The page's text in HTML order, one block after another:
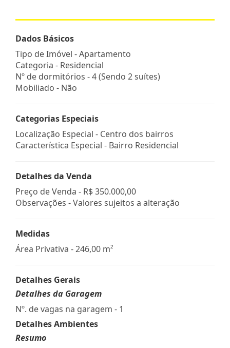
Dados Básicos
Tipo de Imóvel - Apartamento
Categoria - Residencial
Nº de dormitórios - 4 (Sendo 2 suítes)
Mobiliado - Não
Categorias Especiais
Localização Especial - Centro dos bairros
Característica Especial - Bairro Residencial
Detalhes da Venda
Preço de Venda - R$ 350.000,00
Observações - Valores sujeitos a alteração
Medidas
Área Privativa - 246,00 m²
Detalhes Gerais
Detalhes da Garagem
Nº. de vagas na garagem - 1
Detalhes Ambientes
Resumo